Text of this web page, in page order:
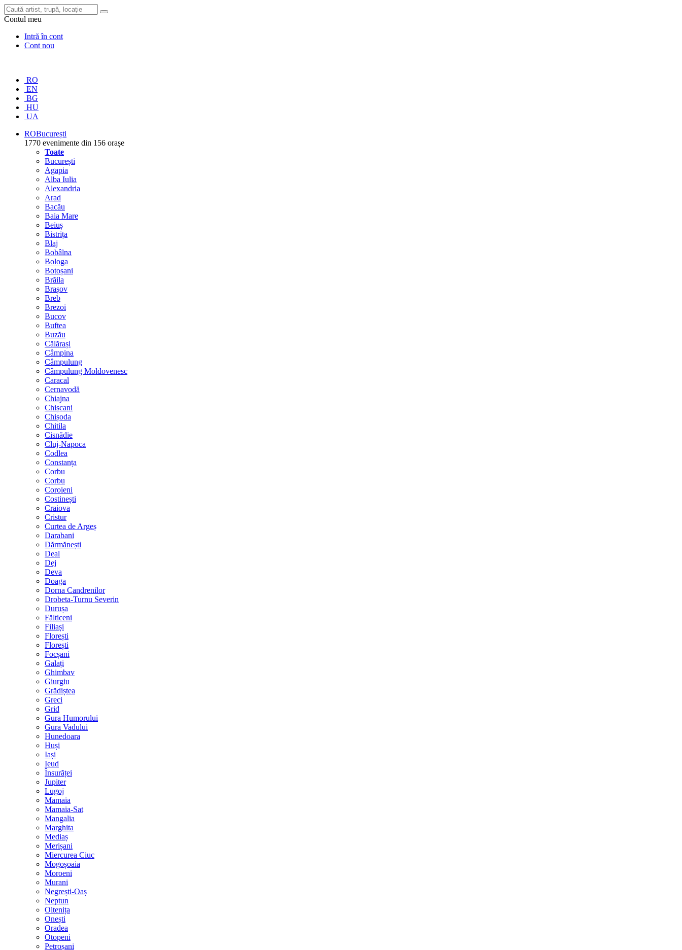
Contul meu
Intră în cont
Cont nou
RO
EN
BG
HU
UA
ROBucurești
1770 evenimente din 156 orașe
Toate
București
Agapia
Alba Iulia
Alexandria
Arad
Bacău
Baia Mare
Beiuș
Bistrița
Blaj
Bobâlna
Bologa
Botoșani
Brăila
Brașov
Breb
Brezoi
Bucov
Buftea
Buzău
Călărași
Câmpina
Câmpulung
Câmpulung Moldovenesc
Caracal
Cernavodă
Chiajna
Chișcani
Chișoda
Chitila
Cisnădie
Cluj-Napoca
Codlea
Constanța
Corbu
Corbu
Coroieni
Costinești
Craiova
Cristur
Curtea de Argeș
Darabani
Dărmănești
Deal
Dej
Deva
Doaga
Dorna Candrenilor
Drobeta-Turnu Severin
Durușa
Fălticeni
Filiași
Florești
Florești
Focșani
Galați
Ghimbav
Giurgiu
Grădiștea
Greci
Grid
Gura Humorului
Gura Vadului
Hunedoara
Huși
Iași
Ieud
Însurăței
Jupiter
Lugoj
Mamaia
Mamaia-Sat
Mangalia
Marghita
Mediaș
Merișani
Miercurea Ciuc
Mogoșoaia
Moroeni
Murani
Negrești-Oaș
Neptun
Oltenița
Onești
Oradea
Otopeni
Petroșani